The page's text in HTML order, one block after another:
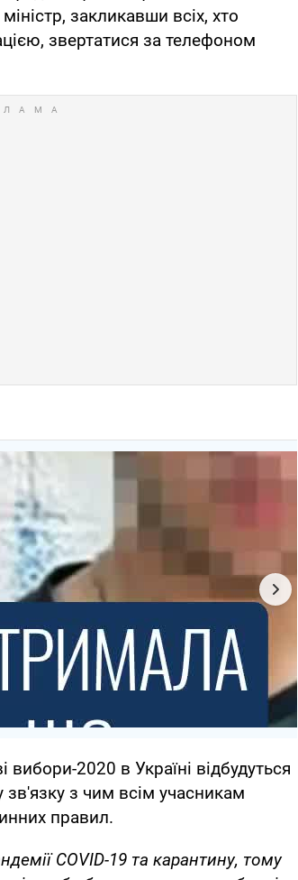
закликавши всіх, хто
звертатися за телефоном
2020 в Україні відбудуться
зв'язку з чим всім учасникам
правил.
COVID-19 та карантину, тому